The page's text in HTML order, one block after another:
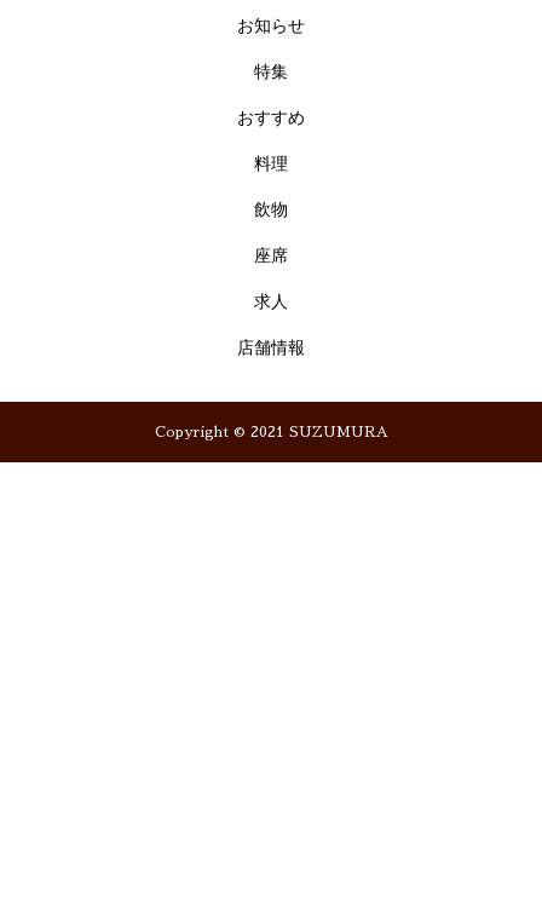
お知らせ
特集
おすすめ
料理
飲物
座席
求人
店舗情報
Copyright © 2021 SUZUMURA